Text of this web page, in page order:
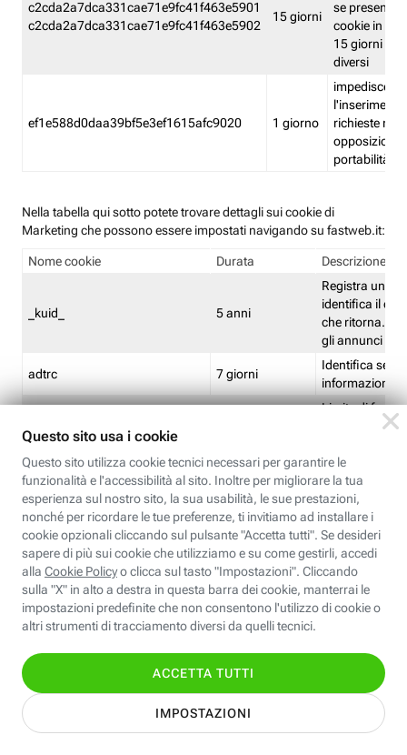
c2cda2a7dca331cae71e9fc41f463e5901
c2cda2a7dca331cae71e9fc41f463e5902
15 giorni
se presenti
cookie in un
15 giorni e
diversi
ef1e588d0daa39bf5e3ef1615afc9020 1 giorno
impedisce
l'inserimento
richieste
opposizione
portabilità
Nella tabella qui sotto potete trovare dettagli sui cookie di
Marketing che possono essere impostati navigando su fastweb.it:
Nome cookie Durata Descrizione
_kuid_ 5 anni
Registra un ID
identifica il
che ritorna.
gli annunci
adtrc 7 giorni
Identifica se
informazioni
Limite di
CM 1 giorno
ricontrollare
corrispondenti
(impostata da
CM14 14 giorni
Identifica se
ricontrollare
corrispondenti
(impostata da
CT<TrackingSetupID> 1 ora
Identifica
7 giorni
Identifica la
banner
7 giorni
Identifica la
per il banner